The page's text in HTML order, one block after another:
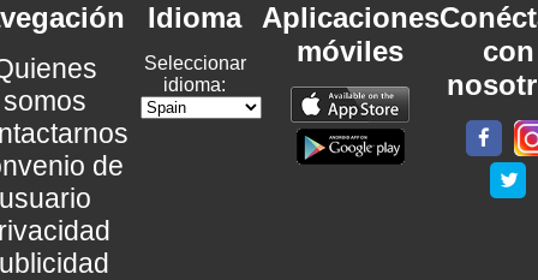
somos
de
Idioma
Seleccionar
idioma:
Aplicaciones
móviles
con